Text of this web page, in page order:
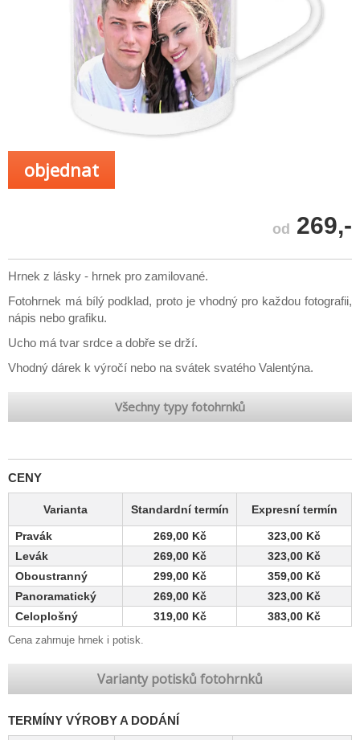
objednat
od 269,-
Hrnek z lásky - hrnek pro zamilované.
Fotohrnek má bílý podklad, proto je vhodný pro každou fotografii,
nápis nebo grafiku.
Ucho má tvar srdce a dobře se drží.
Vhodný dárek k výročí nebo na svátek svatého Valentýna.
Všechny typy fotohrnků
CENY
Varianta Standardní termín Expresní termín
Pravák 269,00 Kč
323,00 Kč
Levák
269,00 Kč
323,00 Kč
Oboustranný
299,00 Kč
359,00 Kč
Panoramatický
269,00 Kč
323,00 Kč
Celoplošný
319,00 Kč 383,00 Kč
Cena zahrnuje hrnek i potisk.
Varianty potisků fotohrnků
TERMÍNY VÝROBY A DODÁNÍ